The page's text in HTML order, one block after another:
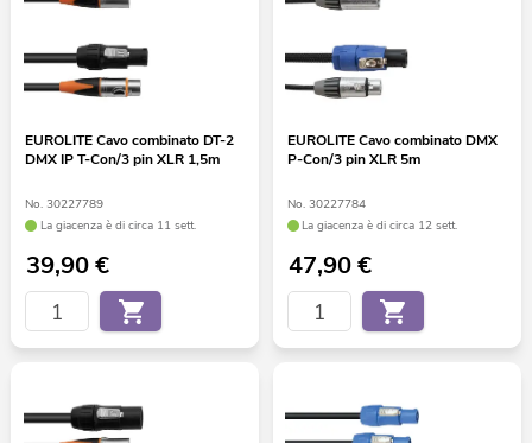
EUROLITE Cavo combinato DT-2
DMX IP T-Con/3 pin XLR 1,5m
No. 30227789
La giacenza è di circa 11 sett.
39,90€
EUROLITE Cavo combinato DMX
P-Con/3 pin XLR 5m
No. 30227784
La giacenza è di circa 12 sett.
47,90€